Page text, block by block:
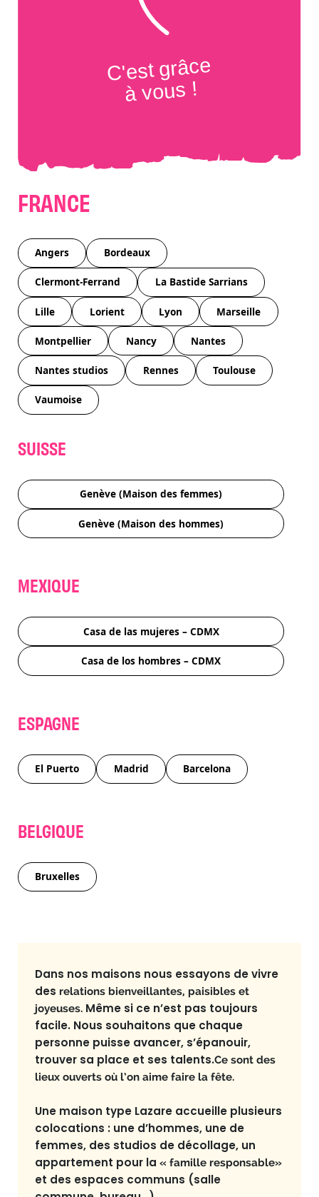
C'est grâce
à vous !
FRANCE
Angers Bordeaux
Clermont-Ferrand La Bastide Sarrians
Lille Lorient Lyon Marseille
Montpellier Nancy Nantes
Nantes studios Rennes Toulouse
Vaumoise
SUISSE
Genève (Maison des femmes)
Genève (Maison des hommes)
MEXIQUE
Casa de las mujeres – CDMX
Casa de los hombres – CDMX
ESPAGNE
El Puerto Madrid Barcelona
BELGIQUE
Bruxelles
Dans nos maisons nous essayons de vivre
des relations bienveillantes, paisibles et
joyeuses. Même si ce n’est pas toujours
facile. Nous souhaitons que chaque
personne puisse avancer, s’épanouir,
trouver sa place et ses talents.Ce sont des
lieux ouverts où l’on aime faire la fête.
Une maison type Lazare accueille plusieurs
colocations : une d’hommes, une de
femmes, des studios de décollage, un
appartement pour la « famille responsable»
et des espaces communs (salle